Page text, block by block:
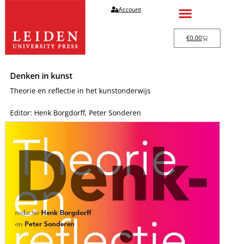
Account
€0.00
Denken in kunst
Theorie en reflectie in het kunstonderwijs
Editor: Henk Borgdorff, Peter Sonderen